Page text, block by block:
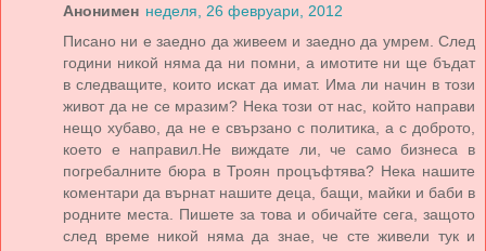
Анонимен неделя, 26 февруари, 2012
Писано ни е заедно да живеем и заедно да умрем. След
години никой няма да ни помни, а имотите ни ще бъдат
в следващите, които искат да имат. Има ли начин в този
живот да не се мразим? Нека този от нас, който направи
нещо хубаво, да не е свързано с политика, а с доброто,
което е направил.Не виждате ли, че само бизнеса в
погребалните бюра в Троян процъфтява? Нека нашите
коментари да върнат нашите деца, бащи, майки и баби в
родните места. Пишете за това и обичайте сега, защото
след време никой няма да знае, че сте живели тук и